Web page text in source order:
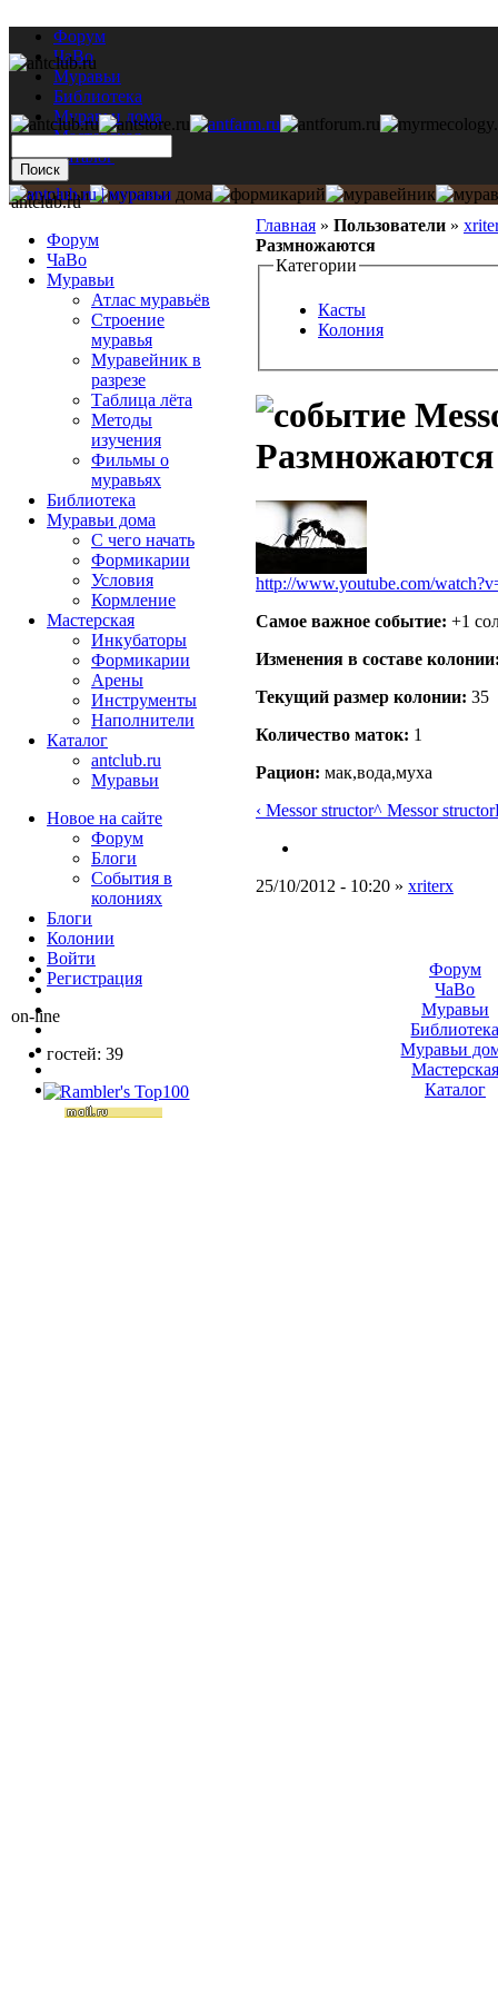
Форум
ЧаВо
Муравьи
Библиотека
Муравьи дома
Мастерская
Каталог
Главная » Пользователи »
Размножаются
Категории
Касты
Колония
Размножаются
http://www.youtube.com/
Самое важное событие: +1
Изменения в составе
Текущий размер кoлонии: 35
Количество маток: 1
Рацион: мак,вода,муха
‹ Messor structor^ Messor structor
25/10/2012 - 10:20 » xriterx
antclub.ru
Форум
ЧаВо
Муравьи
Атлас муравьёв
Строение
муравья
Муравейник в
разрезе
Таблица лёта
Методы
изучения
Фильмы о
муравьях
Библиотека
Муравьи дома
С чего начать
Формикарии
Условия
Кормление
Мастерская
Инкубаторы
Формикарии
Арены
Инструменты
Наполнители
Каталог
antclub.ru
Муравьи
Новое на сайте
Форум
Блоги
События в
колониях
Блоги
Колонии
Войти
Peгиcтpaция
on-line
гостей: 39
Форум
ЧаВо
Муравьи
Муравьи
Мастерская
Каталог